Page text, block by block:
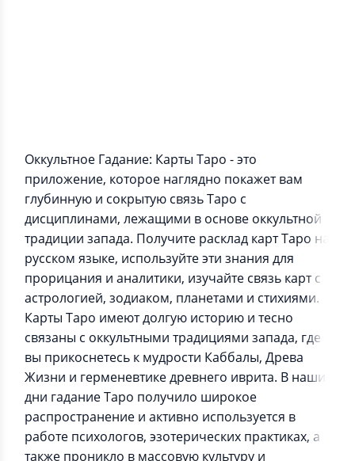
Оккультное Гадание: Карты Таро - это
приложение, которое наглядно покажет вам
глубинную и сокрытую связь Таро с
дисциплинами, лежащими в основе оккультной
традиции запада. Получите расклад карт Таро на
русском языке, используйте эти знания для
прорицания и аналитики, изучайте связь карт с
астрологией, зодиаком, планетами и стихиями.
Карты Таро имеют долгую историю и тесно
связаны с оккультными традициями запада, где
вы прикоснетесь к мудрости Каббалы, Древа
Жизни и герменевтике древнего иврита. В наши
дни гадание Таро получило широкое
распространение и активно используется в
работе психологов, эзотерических практиках, а
также проникло в массовую культуру и